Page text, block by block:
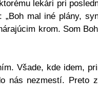
lekári pri
mal iné plány,
krom. Som
Všade, kde idem,
nás nezmestí. Preto